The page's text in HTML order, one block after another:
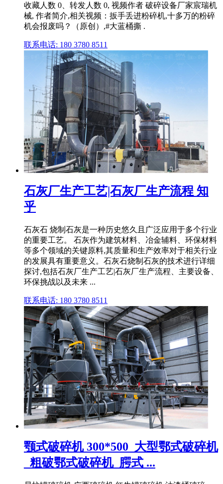
收藏人数 0、转发人数 0, 视频作者 破碎设备厂家宸瑞机
械, 作者简介,相关视频：扳手丢进粉碎机,十多万的粉碎
机会报废吗？（原创）,#大蓝桶撕 .
联系电话: 180 3780 8511
石灰厂生产工艺|石灰厂生产流程 知
乎
石灰石 烧制石灰是一种历史悠久且广泛应用于多个行业
的重要工艺。 石灰作为建筑材料、冶金辅料、环保材料
等多个领域的关键原料,其质量和生产效率对于相关行业
的发展具有重要意义。石灰石烧制石灰的技术进行详细
探讨,包括石灰厂生产工艺|石灰厂生产流程、主要设备、
环保挑战以及未来 ...
联系电话: 180 3780 8511
颚式破碎机 300*500_大型鄂式破碎机
_粗破鄂式破碎机_腭式 ...